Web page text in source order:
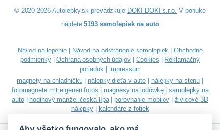
© 2020-2026 Autolepky.sk prevádzkuje DOKI DOKI s.r.o. V ponuke
nájdete 5193 samolepiek na auto
Návod na lepenie| Návod na odstránenie samolepiek| Obchodné
podmienky
Ochrana osobných údajov Cookies
Reklamačný
poriadok|
Impressum
magnety na chladničku
nálepky dieťa v aute nálepky na stenu
fotomagnete mit eigenen fotos
magnesy na lodówkę| samolepky na
auto
hodinový manžel česká lípa| porovnanie mobilov
živicové 3D
nálepky| kalendáre z fotiek